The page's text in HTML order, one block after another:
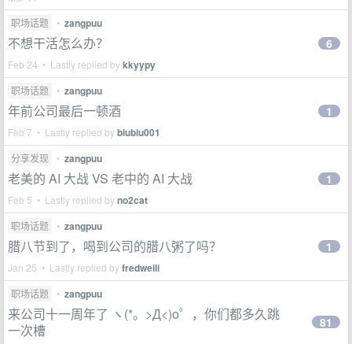
职场话题
• zangpuu
不想干活怎么办？
Feb 24 • Lastly replied bykkyypy
6
职场话题 • zangpuu
年前公司最后一顿酒
Feb 7 • Lastly replied bybiubiu001
1
分享发现 • zangpuu
老美的 AI 大战 VS 老中的 AI 大战
Feb 5 • Lastly replied byno2cat
1
职场话题 • zangpuu
腊八节到了，喝到公司的腊八粥了吗？
Jan 25 • Lastly replied byfredweili
1
职场话题 • zangpuu
来公司十一周年了 ヽ(*。>Д<)o゜，你们都多久跳
一次槽
81